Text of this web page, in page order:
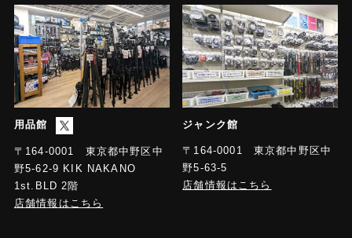
用品館
〒164-0001 東京都中野区中
野5-62-9 KIK NAKANO
1st.BLD 2階
店舗情報はこちら
ジャンク館
〒164-0001 東京都中野区中
野5-63-5
店舗情報はこちら